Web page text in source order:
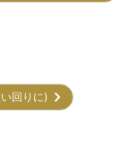
い回りに)